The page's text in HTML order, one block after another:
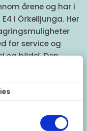
årene og har i
i Örkelljunga. Her
for service og
og bildel. Den
Lauritsen viser
ser man hvor
i både verksted